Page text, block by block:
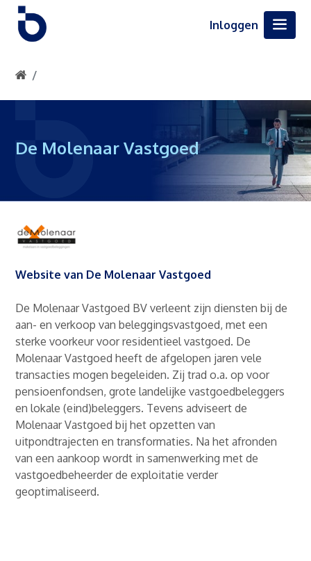
Inloggen
De Molenaar Vastgoed
Website van De Molenaar Vastgoed
De Molenaar Vastgoed BV verleent zijn diensten bij de
aan- en verkoop van beleggingsvastgoed, met een
sterke voorkeur voor residentieel vastgoed. De
Molenaar Vastgoed heeft de afgelopen jaren vele
transacties mogen begeleiden. Zij trad o.a. op voor
pensioenfondsen, grote landelijke vastgoedbeleggers
en lokale (eind)beleggers. Tevens adviseert de
Molenaar Vastgoed bij het opzetten van
uitpondtrajecten en transformaties. Na het afronden
van een aankoop wordt in samenwerking met de
vastgoedbeheerder de exploitatie verder
geoptimaliseerd.